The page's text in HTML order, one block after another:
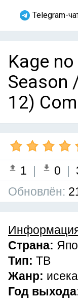
Telegram-
Kage
Season
12)
1 | 0 |
Обновлён:
Страна:
Тип: ТВ
Жанр:
Год